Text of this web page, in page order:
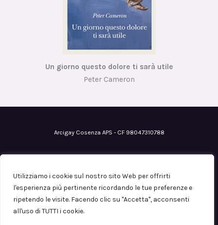
Utilizziamo i cookie sul nostro sito Web per offrirti
l'esperienza più pertinente ricordando le tue preferenze e
ripetendo le visite. Facendo clic su "Accetta", acconsenti
all'uso di TUTTI i cookie.
Un giorno questo dolore ti sarà utile
Peter Cameron
Arcigay Cosenza APS - CF 98047310788
Copyright © 2026